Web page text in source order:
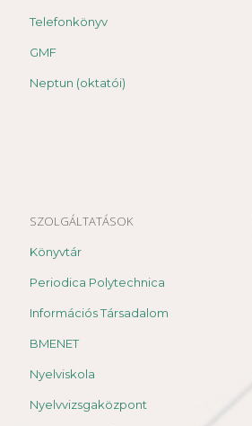
Telefonkönyv
GMF
Neptun (oktatói)
SZOLGÁLTATÁSOK
Könyvtár
Periodica Polytechnica
Információs Társadalom
BMENET
Nyelviskola
Nyelvvizsgaközpont